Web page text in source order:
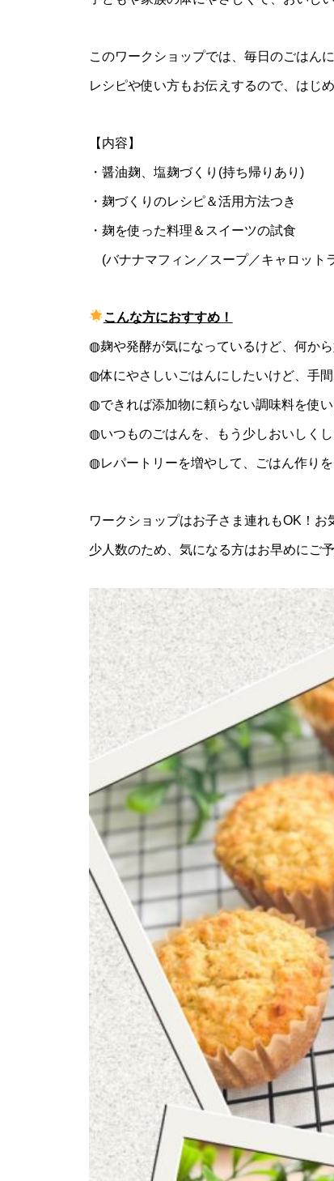
このワークショップでは、毎日のごはん
レシピや使い方もお伝えするので、はじ
【内容】
・醤油麹、塩麹づくり(持ち帰りあり)
・麹づくりのレシピ＆活用方法つき
・麹を使った料理＆スイーツの試食
(バナナマフィン／スープ／キャロット
こんな方におすすめ！
◍麹や発酵が気になっているけど、何か
◍体にやさしいごはんにしたいけど、手
◍できれば添加物に頼らない調味料を使
◍いつものごはんを、もう少しおいしく
◍レパートリーを増やして、ごはん作り
ワークショップはお子さま連れもOK！ お
少人数のため、気になる方はお早めにご予